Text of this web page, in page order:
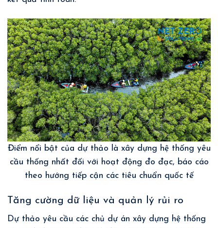
Điểm nổi bật của dự thảo là xây dựng hệ thống yêu
cầu thống nhất đối với hoạt động đo đạc, báo cáo
theo hướng tiếp cận các tiêu chuẩn quốc tế
Tăng cường dữ liệu và quản lý rủi ro
Dự thảo yêu cầu các chủ dự án xây dựng hệ thống